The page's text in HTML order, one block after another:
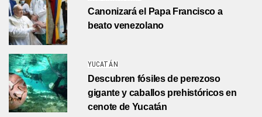
Canonizará el Papa Francisco a
beato venezolano
YUCATÁN
Descubren fósiles de perezoso
gigante y caballos prehistóricos en
cenote de Yucatán